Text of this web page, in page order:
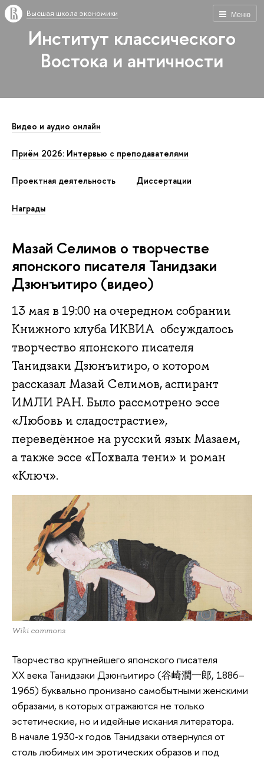
Меню
Высшая школа экономики
Институт классического
Востока и античности
Видео и аудио онлайн
Приём 2026: Интервью с преподавателями
Проектная деятельность Диссертации
Награды
Мазай Селимов о творчестве
японского писателя Танидзаки
Дзюнъитиро (видео)
13 мая в 19:00 на очередном собрании
Книжного клуба ИКВИА обсуждалось
творчество японского писателя
Танидзаки Дзюнъитиро, о котором
рассказал Мазай Селимов, аспирант
ИМЛИ РАН. Было рассмотрено эссе
«Любовь и сладострастие»,
переведённое на русский язык Мазаем,
а также эссе «Похвала тени» и роман
«Ключ».
Wiki commons
Творчество крупнейшего японского писателя
ХХ века Танидзаки Дзюнъитиро (谷崎潤一郎, 1886–
1965) буквально пронизано самобытными женскими
образами, в которых отражаются не только
эстетические, но и идейные искания литератора.
В начале 1930‑х годов Танидзаки отвернулся от
столь любимых им эротических образов и под